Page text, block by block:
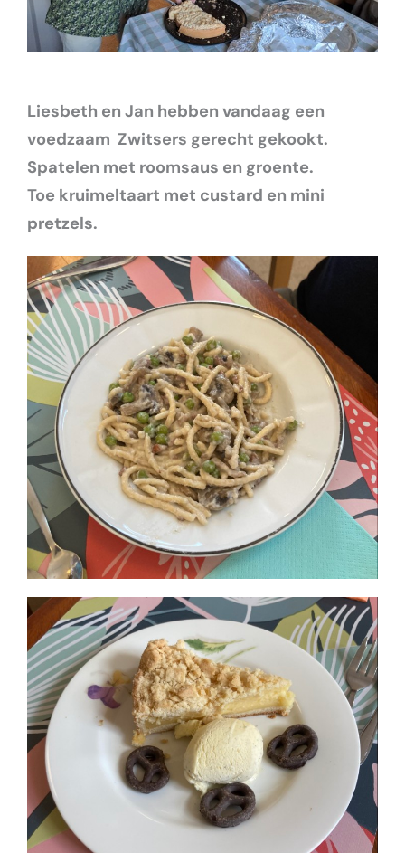
Liesbeth en Jan hebben vandaag een
voedzaam Zwitsers gerecht gekookt.
Spatelen met roomsaus en groente.
Toe kruimeltaart met custard en mini
pretzels.